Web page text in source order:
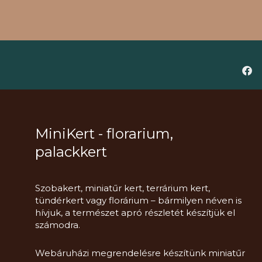
MiniKert - florarium,
palackkert
Szobakert, miniatűr kert, terrárium kert,
tündérkert vagy florárium – bármilyen néven is
hívjuk, a természet apró részletét készítjük el
számodra.
Webáruházi megrendelésre készítünk miniatűr